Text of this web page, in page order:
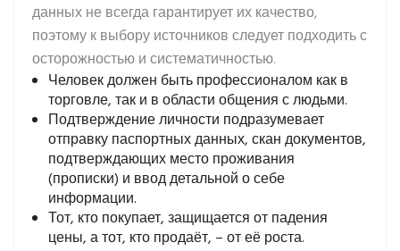
данных не всегда гарантирует их качество,
поэтому к выбору источников следует подходить с
осторожностью и систематичностью.
Человек должен быть профессионалом как в
торговле, так и в области общения с людьми.
Подтверждение личности подразумевает
отправку паспортных данных, скан документов,
подтверждающих место проживания
(прописки) и ввод детальной о себе
информации.
Тот, кто покупает, защищается от падения
цены, а тот, кто продаёт, – от её роста.